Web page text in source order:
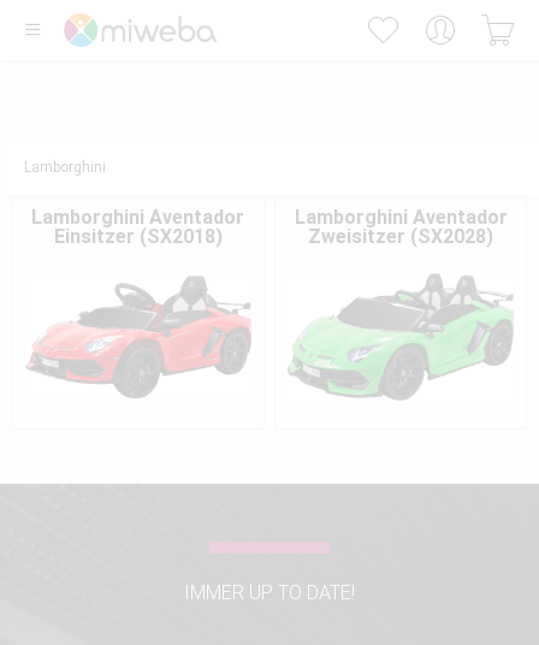
Lamborghini
Lamborghini Aventador
Einsitzer (SX2018)
Lamborghini Aventador
Zweisitzer (SX2028)
IMMER UP TO DATE!